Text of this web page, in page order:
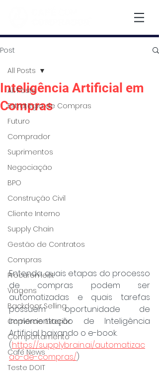
Post
All Posts
Estratégia de Compras
Futuro
Comprador
Suprimentos
Negociação
BPO
Construção Civil
Cliente Interno
Supply Chain
Gestão de Contratos
Compras
Procurement
Viagens
Backdoor Selling
Comércio Exterior
Comportamento
Café News
Teste DOIT
All Posts
Inteligência Artificial em
Compras
Entenda quais etapas do processo
de compras podem ser
automatizadas e quais tarefas
possuem oportunidade de
implementação de Inteligência
Artificial baixando o e-book.
(https://supplybrain.ai/automatizac
ao-de-compras/)